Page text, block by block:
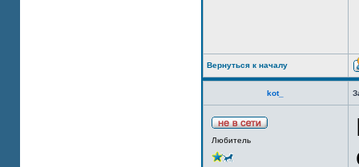
Вернуться к началу
kot_
Любитель